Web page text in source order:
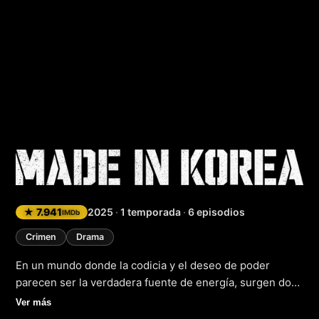
Made in Korea
★ 7.941IMDb 2025 · 1 temporada · 6 episodios
Crimen Drama
En un mundo donde la codicia y el deseo de poder
parecen ser la verdadera fuente de energía, surgen dos
figuras que se ven envueltas en una batalla sin cuartel.
Ver más